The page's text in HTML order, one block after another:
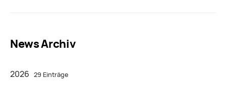
News Archiv
2026 29 Einträge